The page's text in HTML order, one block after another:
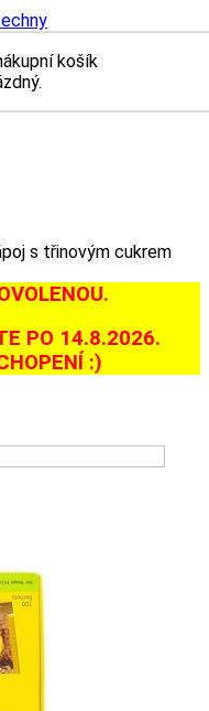
košík
s třinovým cukrem
PO 14.8.2026.
:)